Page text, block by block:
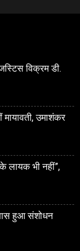
विक्रम डी.
उमाशंकर
लायक भी नहीं”,
हुआ संशोधन